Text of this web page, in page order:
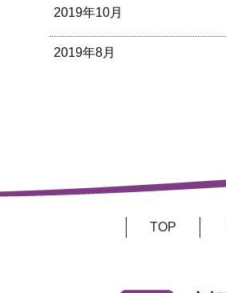
2019年10月
2019年8月
TOP